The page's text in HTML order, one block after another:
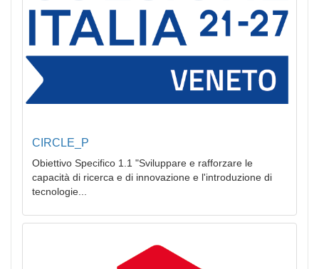
CIRCLE_P
Obiettivo Specifico 1.1 "Sviluppare e rafforzare le
capacità di ricerca e di innovazione e l'introduzione di
tecnologie...